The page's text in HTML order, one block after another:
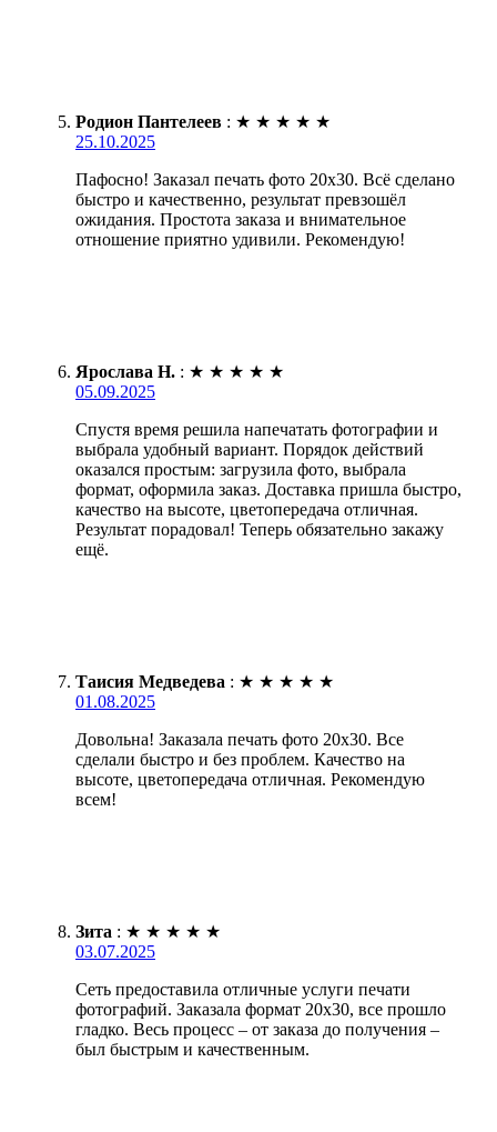
Родион Пантелеев : ★ ★ ★ ★ ★
25.10.2025
Пафосно! Заказал печать фото 20х30. Всё сделано
быстро и качественно, результат превзошёл
ожидания. Простота заказа и внимательное
отношение приятно удивили. Рекомендую!
Ярослава Н. : ★ ★ ★ ★ ★
05.09.2025
Спустя время решила напечатать фотографии и
выбрала удобный вариант. Порядок действий
оказался простым: загрузила фото, выбрала
формат, оформила заказ. Доставка пришла быстро,
качество на высоте, цветопередача отличная.
Результат порадовал! Теперь обязательно закажу
ещё.
Таисия Медведева : ★ ★ ★ ★ ★
01.08.2025
Довольна! Заказала печать фото 20х30. Все
сделали быстро и без проблем. Качество на
высоте, цветопередача отличная. Рекомендую
всем!
Зита : ★ ★ ★ ★ ★
03.07.2025
Сеть предоставила отличные услуги печати
фотографий. Заказала формат 20х30, все прошло
гладко. Весь процесс – от заказа до получения –
был быстрым и качественным.